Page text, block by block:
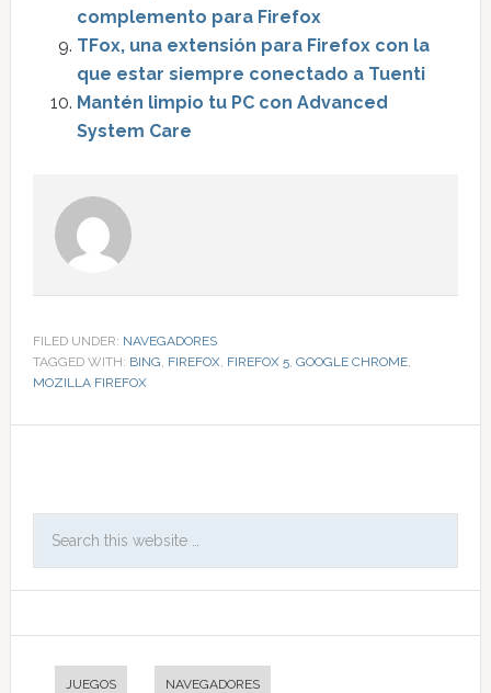
complemento para Firefox
TFox, una extensión para Firefox con la
que estar siempre conectado a Tuenti
Mantén limpio tu PC con Advanced
System Care
FILED UNDER: NAVEGADORES
TAGGED WITH: BING, FIREFOX, FIREFOX 5, GOOGLE CHROME,
MOZILLA FIREFOX
JUEGOS NAVEGADORES